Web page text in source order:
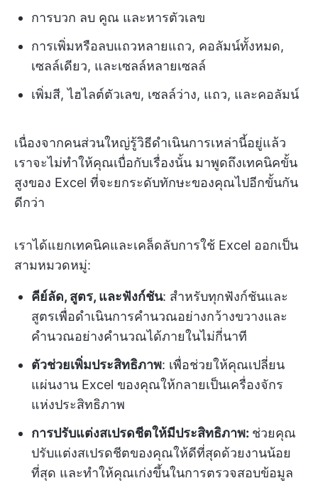
การบวก ลบ คูณ และหารตัวเลข
การเพิ่มหรือลบแถวหลายแถว, คอลัมน์ทั้งหมด,
เซลล์เดียว, และเซลล์หลายเซลล์
เพิ่มสี, ไฮไลต์ตัวเลข, เซลล์ว่าง, แถว, และคอลัมน์
เนื่องจากคนส่วนใหญ่รู้วิธีดำเนินการเหล่านี้อยู่แล้ว
เราจะไม่ทำให้คุณเบื่อกับเรื่องนั้น มาพูดถึงเทคนิคขั้น
สูงของ Excel ที่จะยกระดับทักษะของคุณไปอีกขั้นกัน
ดีกว่า
เราได้แยกเทคนิคและเคล็ดลับการใช้ Excel ออกเป็น
สามหมวดหมู่:
คีย์ลัด, สูตร, และฟังก์ชัน: สำหรับทุกฟังก์ชันและ
สูตรเพื่อดำเนินการคำนวณอย่างกว้างขวางและ
คำนวณอย่างคำนวณได้ภายในไม่กี่นาที
ตัวช่วยเพิ่มประสิทธิภาพ: เพื่อช่วยให้คุณเปลี่ยน
แผ่นงาน Excel ของคุณให้กลายเป็นเครื่องจักร
แห่งประสิทธิภาพ
การปรับแต่งสเปรดชีตให้มีประสิทธิภาพ: ช่วยคุณ
ปรับแต่งสเปรดชีตของคุณให้ดีที่สุดด้วยงานน้อย
ที่สุด และทำให้คุณเก่งขึ้นในการตรวจสอบข้อมูล